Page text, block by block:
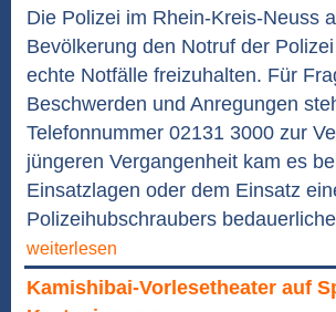
Die Polizei im Rhein-Kreis-Neuss
Bevölkerung den Notruf der
echte Notfälle freizuhalten. Für
Beschwerden und Anregungen
Telefonnummer 02131 3000 zur
jüngeren Vergangenheit kam es
Einsatzlagen oder dem Einsatz
Polizeihubschraubers
weiterlesen
Kamishibai-Vorlesetheater auf